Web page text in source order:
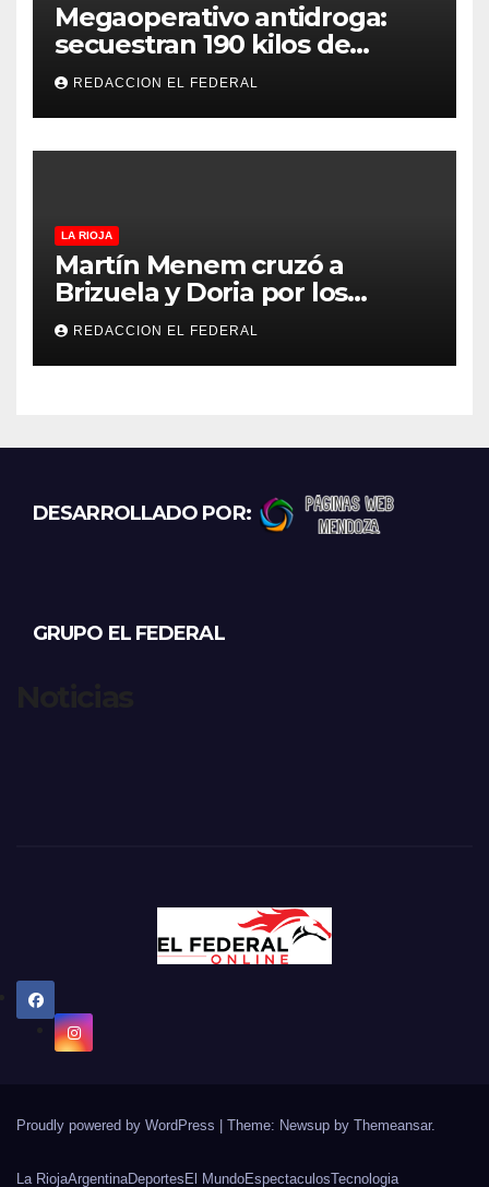
Megaoperativo antidroga:
secuestran 190 kilos de
marihuana que tenían como
destino La Rioja y Catamarca
REDACCION EL FEDERAL
LA RIOJA
Martín Menem cruzó a
Brizuela y Doria por los
incendios en Guanchín:
“Miente descaradamente”
REDACCION EL FEDERAL
DESARROLLADO POR:
GRUPO EL FEDERAL
Proudly powered by WordPress Theme: Newsup by Themeansar.
La RiojaArgentinaDeportes El MundoEspectaculosTecnologia